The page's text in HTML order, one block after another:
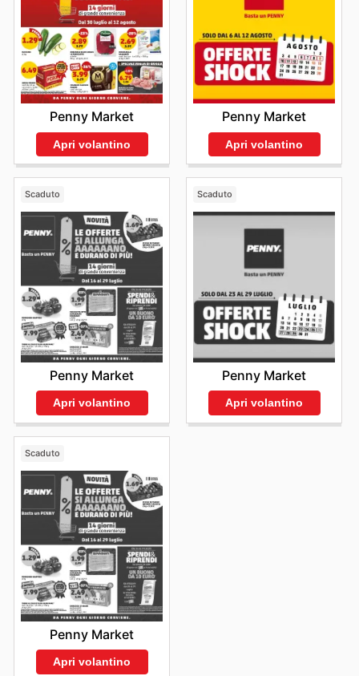
Penny Market
Apri volantino
Penny Market
Apri volantino
Scaduto
Penny Market
Apri volantino
Scaduto
Penny Market
Apri volantino
Scaduto
Penny Market
Apri volantino